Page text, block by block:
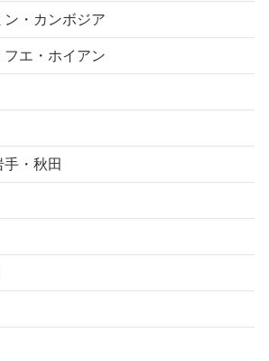
ン・カンボジア
フエ・ホイアン
・秋田